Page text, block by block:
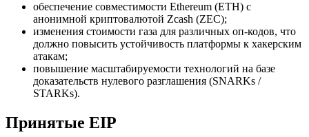
обеспечение совместимости Ethereum (ETH) с
анонимной криптовалютой Zcash (ZEC);
изменения стоимости газа для различных оп-кодов, что
должно повысить устойчивость платформы к хакерским
атакам;
повышение масштабируемости технологий на базе
доказательств нулевого разглашения (SNARKs /
STARKs).
Принятые EIP